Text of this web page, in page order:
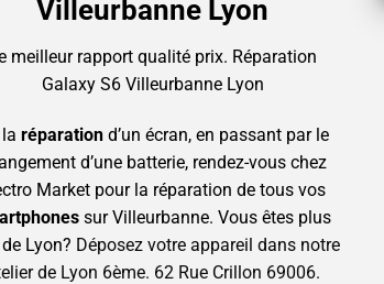
Villeurbanne Lyon
meilleur rapport qualité prix. Réparation
Galaxy S6 Villeurbanne Lyon
réparationd’un écran, en passant par le
d’une batterie, rendez-vous chez
Market pour la réparation de tous vos
sur Villeurbanne. Vous êtes plus
Lyon? Déposez votre appareil dans notre
de Lyon 6ème. 62 Rue Crillon 69006.